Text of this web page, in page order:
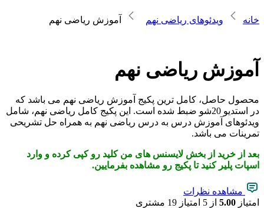
خانه ویدئوهای ریاضی نهم آموزش ریاضی نهم
آموزش ریاضی نهم
محصول حاصل، کامل ترین پکیج آموزش ریاضی نهم می باشد که
در استدیو 20شو ضبط شده است. این پکیج کامل ریاضی نهم، شامل
ویدئوهای آموزش درس به درس ریاضی نهم به همراه حل تشریحی
تمرینات می باشد.
بعد از خرید از بخش لایسنس های من کلید رو کپی کرده و وارد
اسپات پلیر کنید تا پکیج رو مشاهده بفرمایین.
مشاهده نظرات
امتیاز 5.00 از 5 امتیاز 19 مشتری